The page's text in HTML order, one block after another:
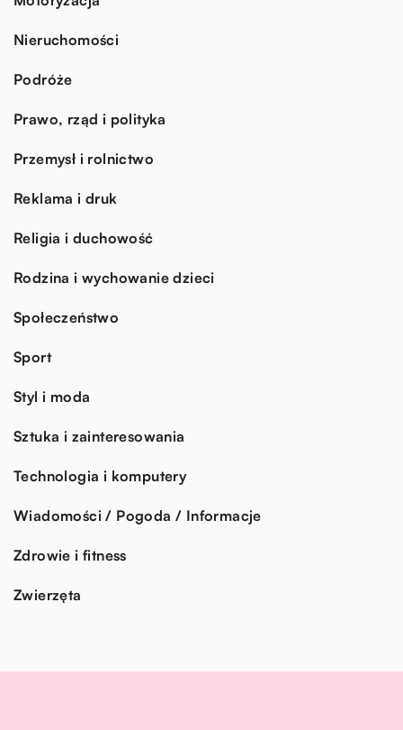
Nieruchomości
Podróże
Prawo, rząd i polityka
Przemysł i rolnictwo
Reklama i druk
Religia i duchowość
Rodzina i wychowanie dzieci
Społeczeństwo
Sport
Styl i moda
Sztuka i zainteresowania
Technologia i komputery
Wiadomości / Pogoda / Informacje
Zdrowie i fitness
Zwierzęta